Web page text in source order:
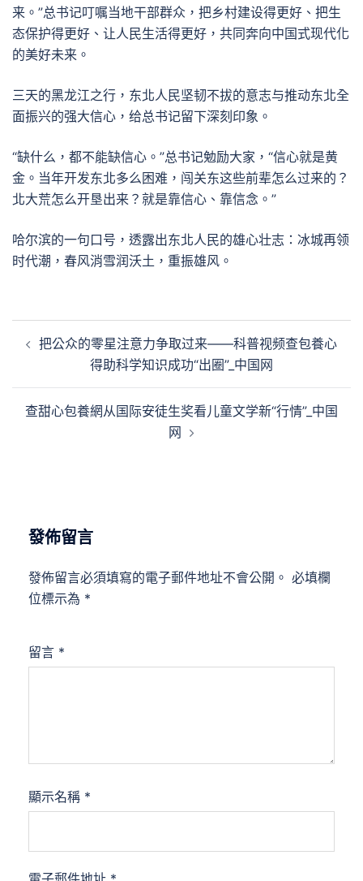
来。”总书记叮嘱当地干部群众，把乡村建设得更好、把生
态保护得更好、让人民生活得更好，共同奔向中国式现代化
的美好未来。
三天的黑龙江之行，东北人民坚韧不拔的意志与推动东北全
面振兴的强大信心，给总书记留下深刻印象。
“缺什么，都不能缺信心。”总书记勉励大家，“信心就是黄
金。当年开发东北多么困难，闯关东这些前辈怎么过来的？
北大荒怎么开垦出来？就是靠信心、靠信念。”
哈尔滨的一句口号，透露出东北人民的雄心壮志：冰城再领
时代潮，春风消雪润沃土，重振雄风。
章 把公众的零星注意力争取过来——科普视频查包養心
得助科学知识成功“出圈”_中国网
查甜心包養網从国际安徒生奖看儿童文学新“行情”_中国
网
發佈留言
發佈留言必須填寫的電子郵件地址不會公開。 必填欄
位標示為 *
留言 *
顯示名稱 *